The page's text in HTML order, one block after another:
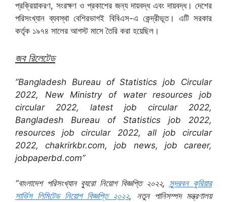
প্রক্রিয়াকরণ, সংরক্ষণ ও প্রকাশের জন্য দায়বদ্ধ এবং দায়বদ্ধ। দেশের
পরিসংখ্যান ব্যবস্থা বেশিরভাগই বিবিএস-এ কেন্দ্রীভূত। এটি সরকার
কর্তৃক ১৯৭৪ সালের আগস্ট মাসে তৈরি করা হয়েছিল।
জব রিলেটেড
”Bangladesh Bureau of Statistics job Circular
2022, New Ministry of water resources job
circular 2022, latest job circular 2022,
Bangladesh Bureau of Statistics job 2022,
resources job circular 2022, all job circular
2022, chakrirkbr.com, job news, job career,
jobpaperbd.com”
“বাংলাদেশ পরিসংখ্যান ব্যুরো নিয়োগ বিজ্ঞপ্তি ২০২২,সুন্দরবন কুরিয়ার
সার্ভিস লিমিটেড নিয়োগ বিজ্ঞপ্তি ২০২২, নতুন পানিসম্পদ মন্ত্রণালয়